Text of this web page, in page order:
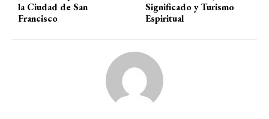
la Ciudad de San
Francisco
Significado y Turismo
Espiritual